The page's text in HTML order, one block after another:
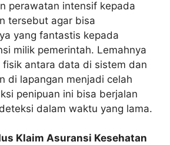
perawatan intensif kepada
tersebut agar bisa
yang fantastis kepada
milik pemerintah. Lemahnya
fisik antara data di sistem dan
di lapangan menjadi celah
penipuan ini bisa berjalan
dalam waktu yang lama.
Klaim Asuransi Kesehatan